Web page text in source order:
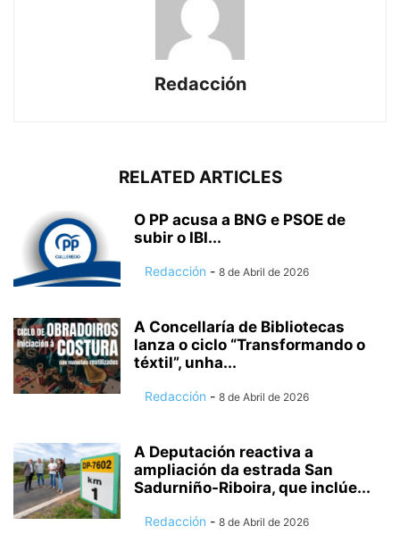
Redacción
RELATED ARTICLES
O PP acusa a BNG e PSOE de
subir o IBI...
Redacción - 8 de Abril de 2026
A Concellaría de Bibliotecas
lanza o ciclo “Transformando o
téxtil”, unha...
Redacción - 8 de Abril de 2026
A Deputación reactiva a
ampliación da estrada San
Sadurniño-Riboira, que inclúe...
Redacción - 8 de Abril de 2026